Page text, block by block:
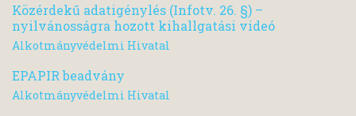
Közérdekű adatigénylés (Infotv. 26. §) –
nyilvánosságra hozott kihallgatási videó
Alkotmányvédelmi Hivatal
EPAPIR beadvány
Alkotmányvédelmi Hivatal